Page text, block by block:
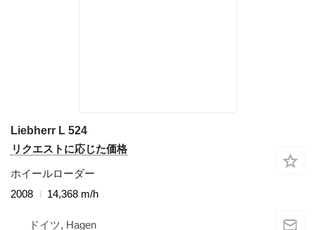
Liebherr L 524
リクエストに応じた価格
ホイールローダー
2008
14,368 m/h
ドイツ, Hagen